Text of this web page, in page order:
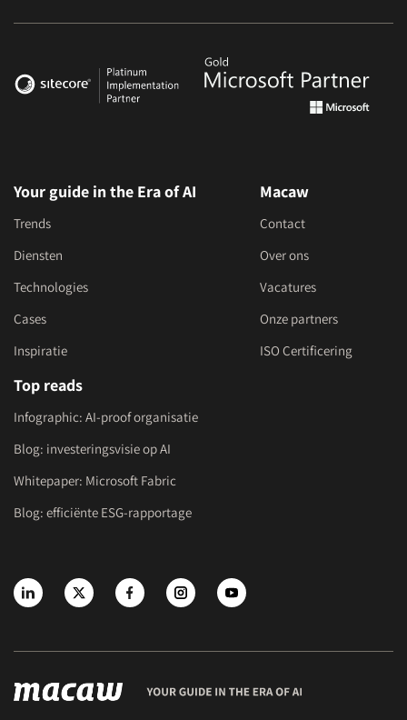
Your guide in the Era of AI
Trends
Diensten
Technologies
Cases
Inspiratie
Macaw
Contact
Over ons
Vacatures
Onze partners
ISO Certificering
Top reads
Infographic: AI-proof organisatie
Blog: investeringsvisie op AI
Whitepaper: Microsoft Fabric
Blog: efficiënte ESG-rapportage